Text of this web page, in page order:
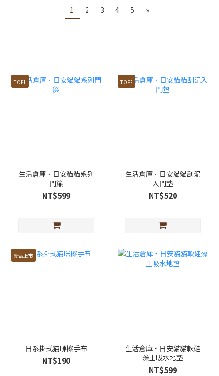
1 2 3 4 5 »
TOP1
生活倉庫．日安貓貓系列
門簾
NT$599
TOP2
生活倉庫．日安貓貓刮泥
入門墊
NT$520
新品上市
日系掛式猫咪擦手布
NT$190
生活倉庫・日安貓貓軟硅
藻土吸水地墊
NT$599